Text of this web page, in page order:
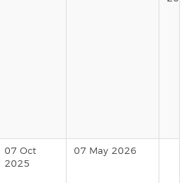
07 Oct
2025
07 May 2026